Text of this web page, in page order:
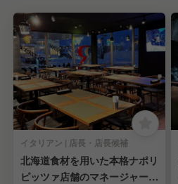
イタリアン | 店長・店長候補
北海道食材を用いた本格ナポリ
ピッツァ店舗のマネージャーを